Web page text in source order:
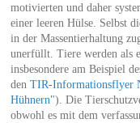
motivierten und daher
einer leeren Hülse. Selbst
in der Massentierhaltung
unerfüllt. Tiere werden als
insbesondere am Beispiel
den TIR-Informationsflyer
Hühnern"). Die
obwohl es mit dem